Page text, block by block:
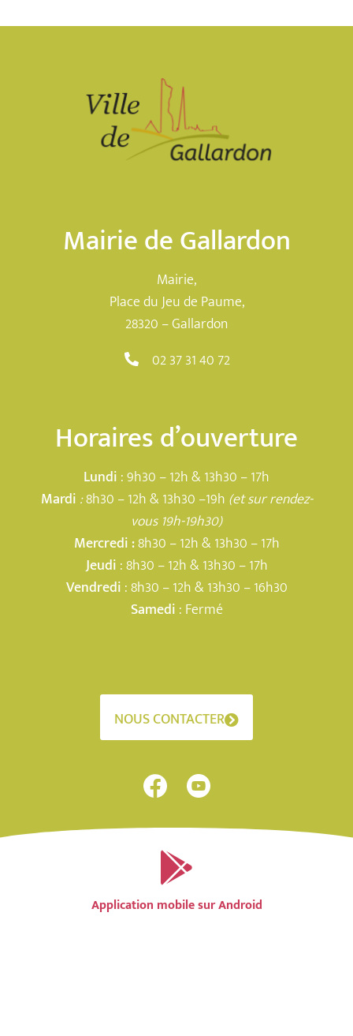
Mairie de Gallardon
Mairie,
Place du Jeu de Paume,
28320 – Gallardon
02 37 31 40 72
Horaires d’ouverture
Lundi : 9h30 – 12h & 13h30 – 17h
Mardi :8h30 – 12h & 13h30 –19h (et sur rendez-
vous 19h-19h30)
Mercredi :8h30 – 12h & 13h30 – 17h
Jeudi : 8h30 – 12h & 13h30 – 17h
Vendredi : 8h30 – 12h & 13h30 – 16h30
Samedi : Fermé
NOUS CONTACTER
Application mobile sur Android